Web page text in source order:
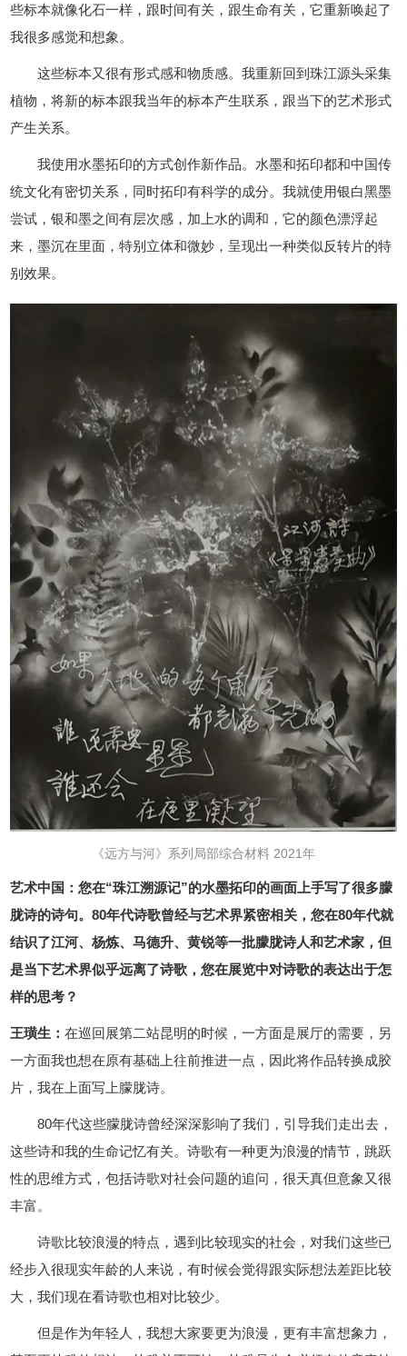
些标本就像化石一样，跟时间有关，跟生命有关，它重新唤起了
我很多感觉和想象。
这些标本又很有形式感和物质感。我重新回到珠江源头采集
植物，将新的标本跟我当年的标本产生联系，跟当下的艺术形式
产生关系。
我使用水墨拓印的方式创作新作品。水墨和拓印都和中国传
统文化有密切关系，同时拓印有科学的成分。我就使用银白黑墨
尝试，银和墨之间有层次感，加上水的调和，它的颜色漂浮起
来，墨沉在里面，特别立体和微妙，呈现出一种类似反转片的特
别效果。
《远方与河》系列局部综合材料 2021年
艺术中国：您在“珠江溯源记”的水墨拓印的画面上手写了很多朦
胧诗的诗句。80年代诗歌曾经与艺术界紧密相关，您在80年代就
结识了江河、杨炼、马德升、黄锐等一批朦胧诗人和艺术家，但
是当下艺术界似乎远离了诗歌，您在展览中对诗歌的表达出于怎
样的思考？
王璜生：在巡回展第二站昆明的时候，一方面是展厅的需要，另
一方面我也想在原有基础上往前推进一点，因此将作品转换成胶
片，我在上面写上朦胧诗。
80年代这些朦胧诗曾经深深影响了我们，引导我们走出去，
这些诗和我的生命记忆有关。诗歌有一种更为浪漫的情节，跳跃
性的思维方式，包括诗歌对社会问题的追问，很天真但意象又很
丰富。
诗歌比较浪漫的特点，遇到比较现实的社会，对我们这些已
经步入很现实年龄的人来说，有时候会觉得跟实际想法差距比较
大，我们现在看诗歌也相对比较少。
但是作为年轻人，我想大家要更为浪漫，更有丰富想象力，